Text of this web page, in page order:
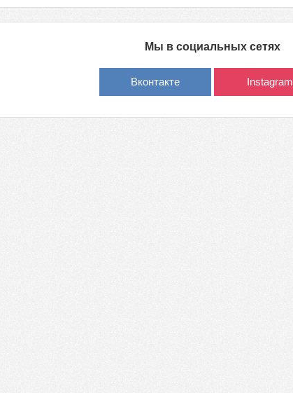
Мы в социальных сетях
Вконтакте Instagram